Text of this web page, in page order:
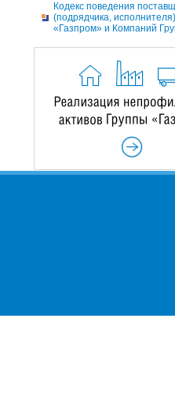
Кодекс поведения
(подрядчика,
«Газпром» и Компаний